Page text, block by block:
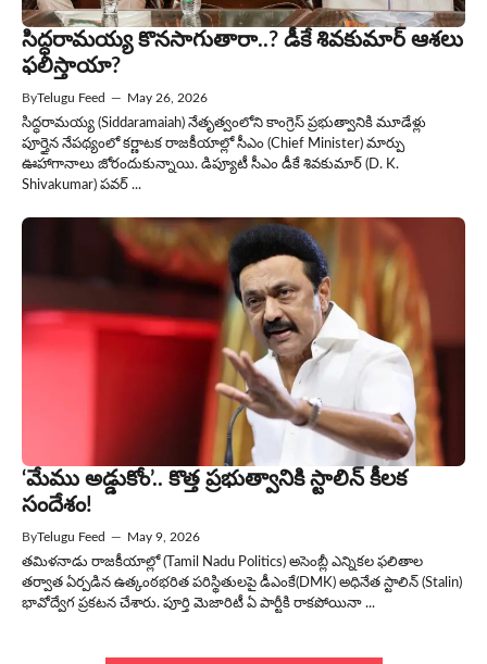
సిద్ధరామయ్య కొనసాగుతారా..? డీకే శివకుమార్ ఆశలు
ఫలిస్తాయా?
ByTelugu Feed — May 26, 2026
సిద్ధరామయ్య (Siddaramaiah) నేతృత్వంలోని కాంగ్రెస్ ప్రభుత్వానికి మూడేళ్లు
పూర్తైన నేపథ్యంలో కర్ణాటక రాజకీయాల్లో సీఎం (Chief Minister) మార్పు
ఊహాగానాలు జోరందుకున్నాయి. డిప్యూటీ సీఎం డీకే శివకుమార్ (D. K.
Shivakumar) పవర్ ...
‘మేము అడ్డుకోం’.. కొత్త ప్రభుత్వానికి స్టాలిన్ కీలక
సందేశం!
ByTelugu Feed — May 9, 2026
తమిళనాడు రాజకీయాల్లో (Tamil Nadu Politics) అసెంబ్లీ ఎన్నికల ఫలితాల
తర్వాత ఏర్పడిన ఉత్కంఠభరిత పరిస్థితులపై డీఎంకే(DMK) అధినేత స్టాలిన్ (Stalin)
భావోద్వేగ ప్రకటన చేశారు. పూర్తి మెజారిటీ ఏ పార్టీకి రాకపోయినా ...